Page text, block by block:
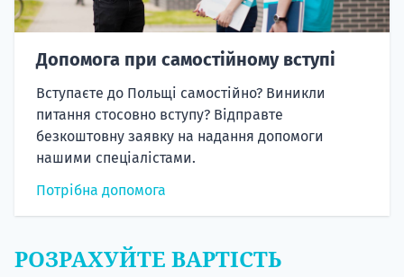
Допомога при самостійному вступі
Вступаєте до Польщі самостійно? Виникли
питання стосовно вступу? Відправте
безкоштовну заявку на надання допомоги
нашими спеціалістами.
Потрібна допомога
РОЗРАХУЙТЕ ВАРТІСТЬ